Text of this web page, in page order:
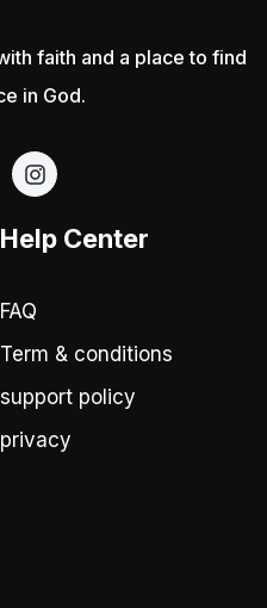
faith and a place to find
in God.
I
n
t
a
r
a
m
Help Center
FAQ
Term & conditions
support policy
privacy